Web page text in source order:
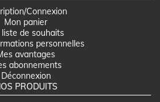
Connexion
Mon panier
liste de souhaits
personnelles
avantages
abonnements
Déconnexion
PRODUITS